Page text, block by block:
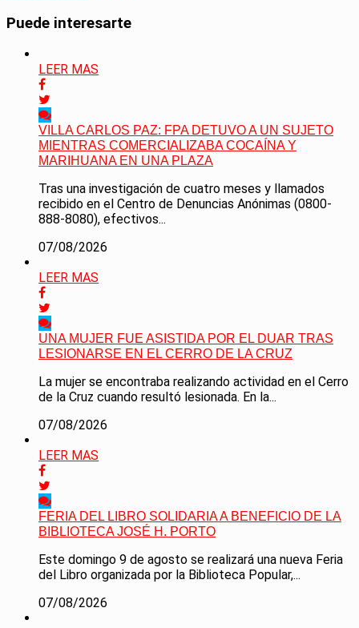
Puede interesarte
LEER MAS
VILLA CARLOS PAZ: FPA DETUVO A UN SUJETO
MIENTRAS COMERCIALIZABA COCAÍNA Y
MARIHUANA EN UNA PLAZA
Tras una investigación de cuatro meses y llamados
recibido en el Centro de Denuncias Anónimas (0800-
888-8080), efectivos...
07/08/2026
LEER MAS
UNA MUJER FUE ASISTIDA POR EL DUAR TRAS
LESIONARSE EN EL CERRO DE LA CRUZ
La mujer se encontraba realizando actividad en el Cerro
de la Cruz cuando resultó lesionada. En la...
07/08/2026
LEER MAS
FERIA DEL LIBRO SOLIDARIA A BENEFICIO DE LA
BIBLIOTECA JOSÉ H. PORTO
Este domingo 9 de agosto se realizará una nueva Feria
del Libro organizada por la Biblioteca Popular,...
07/08/2026